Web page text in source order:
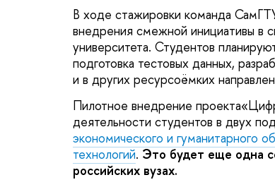
В ходе стажировки команда
внедрения смежной инициативы в
университета. Студентов
подготовка тестовых данных,
и в других ресурсоёмких
Пилотное внедрение
деятельности студентов в двух
экономического и гуманитарного
технологий. Это будет еще одна
российских вузах.